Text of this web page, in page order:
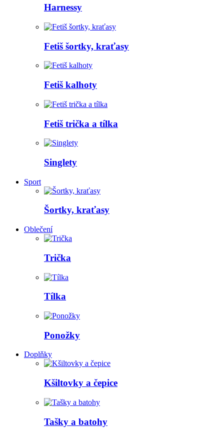
Harnessy
Fetiš šortky, kraťasy
Fetiš kalhoty
Fetiš trička a tílka
Singlety
Sport
Šortky, kraťasy
Oblečení
Trička
Tílka
Ponožky
Doplňky
Kšiltovky a čepice
Tašky a batohy